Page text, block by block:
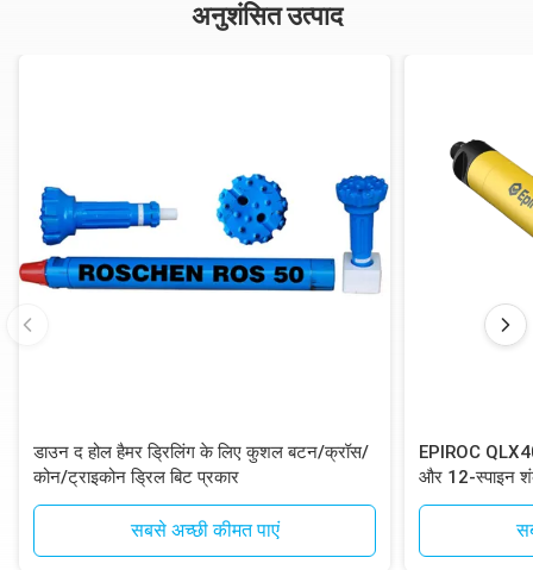
अनुशंसित उत्पाद
डाउन द होल हैमर ड्रिलिंग के लिए कुशल बटन/क्रॉस/
कोन/ट्राइकोन ड्रिल बिट प्रकार
सबसे अच्छी कीमत पाएं
EPIROC
और 12-स्पाइन
ड्रिलिंग के लिए